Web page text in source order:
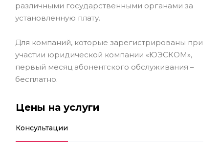
различными государственными органами за
установленную плату.
Для компаний, которые зарегистрированы при
участии юридической компании «ЮЭСКОМ»,
первый месяц абонентского обслуживания –
бесплатно.
Цены на услуги
Консультации